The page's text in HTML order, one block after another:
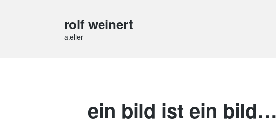
rolf weinert
atelier
ein bild ist ein